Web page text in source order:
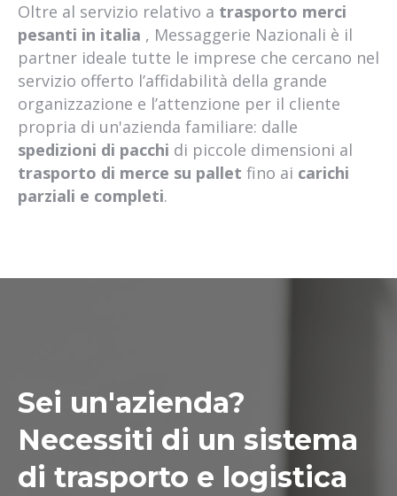
Oltre al servizio relativo a trasporto merci
pesanti in italia , Messaggerie Nazionali è il
partner ideale tutte le imprese che cercano nel
servizio offerto l’affidabilità della grande
organizzazione e l’attenzione per il cliente
propria di un'azienda familiare: dalle
spedizioni di pacchi di piccole dimensioni al
trasporto di merce su pallet fino ai carichi
parziali e completi.
Sei un'azienda?
Necessiti di un sistema
di trasporto e logistica